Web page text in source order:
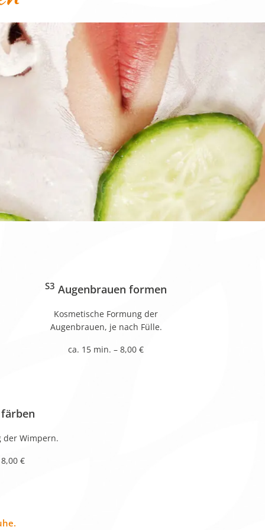
S3 Augenbrauen formen
Kosmetische Formung der
Augenbrauen, je nach Fülle.
ca. 15 min. – 8,00 €
der Wimpern.
€